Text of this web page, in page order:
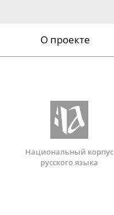
О проекте
Национальный корпус
русского языка